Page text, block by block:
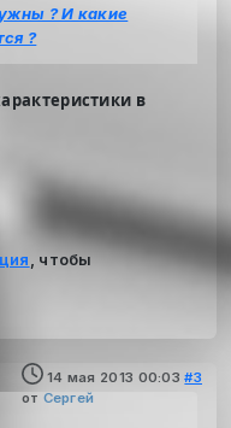
? И какие
?
в
, чтобы
14 мая 2013 00:03 #3
от Сергей